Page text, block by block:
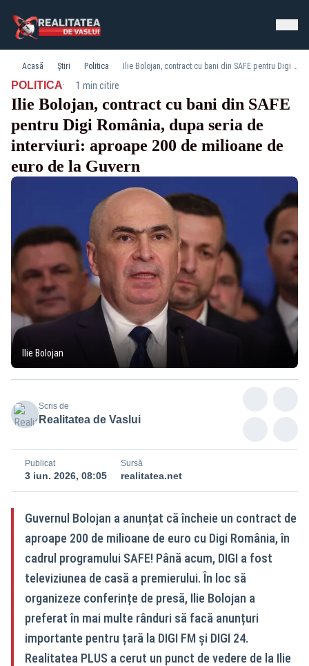
Acasă Știri Politica Ilie Bolojan, contract cu bani din SAFE pentru Digi România, dupa seria de interviuri: aproape 200 de milioane de euro de la Guvern
POLITICA· 1 min citire
Ilie Bolojan, contract cu bani din SAFE
pentru Digi România, dupa seria de
interviuri: aproape 200 de milioane de
euro de la Guvern
Ilie Bolojan
Scris de
Realitatea de Vaslui
Publicat
3 iun. 2026, 08:05
Sursă
realitatea.net
Guvernul Bolojan a anunțat că încheie un contract de
aproape 200 de milioane de euro cu Digi România, în
cadrul programului SAFE! Până acum, DIGI a fost
televiziunea de casă a premierului. În loc să
organizeze conferințe de presă, Ilie Bolojan a
preferat în mai multe rânduri să facă anunțuri
importante pentru țară la DIGI FM și DIGI 24.
Realitatea PLUS a cerut un punct de vedere de la Ilie